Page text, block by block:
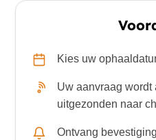
Kies uw
Uw aanvraag wordt
uitgezonden naar
Ontvang